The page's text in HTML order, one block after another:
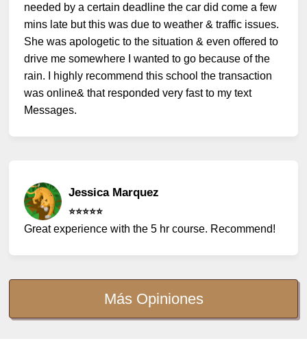
needed by a certain deadline the car did come a few
mins late but this was due to weather & traffic issues.
She was apologetic to the situation & even offered to
drive me somewhere I wanted to go because of the
rain. I highly recommend this school the transaction
was online& that responded very fast to my text
Messages.
Jessica Marquez
⭐️⭐️⭐️⭐️⭐️
Great experience with the 5 hr course. Recommend!
Más Opiniones